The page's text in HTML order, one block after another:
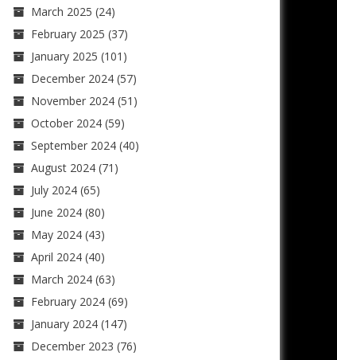
March 2025 (24)
February 2025 (37)
January 2025 (101)
December 2024(57)
November 2024(51)
October 2024(59)
September 2024(40)
August 2024(71)
July 2024(65)
June 2024(80)
May 2024(43)
April 2024(40)
March 2024(63)
February 2024(69)
January 2024(147)
December 2023 (76)